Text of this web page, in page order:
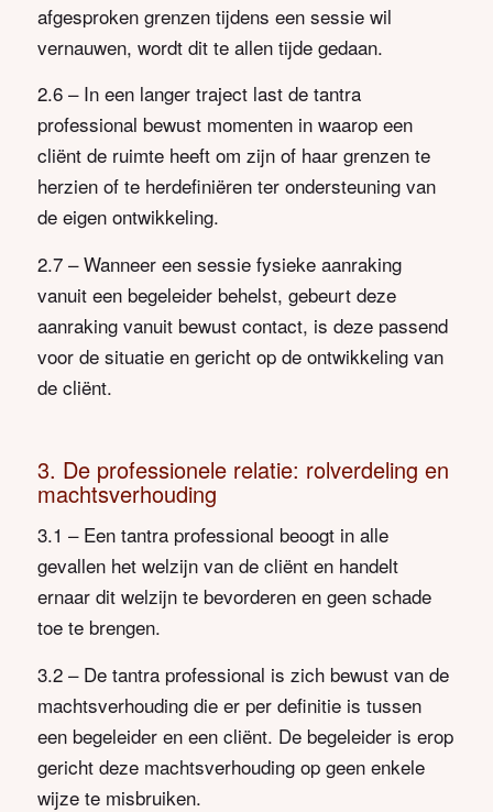
afgesproken grenzen tijdens een sessie wil
vernauwen, wordt dit te allen tijde gedaan.
2.6 – In een langer traject last de tantra
professional bewust momenten in waarop een
cliënt de ruimte heeft om zijn of haar grenzen te
herzien of te herdefiniëren ter ondersteuning van
de eigen ontwikkeling.
2.7 – Wanneer een sessie fysieke aanraking
vanuit een begeleider behelst, gebeurt deze
aanraking vanuit bewust contact, is deze passend
voor de situatie en gericht op de ontwikkeling van
de cliënt.
3. De professionele relatie: rolverdeling en
machtsverhouding
3.1 – Een tantra professional beoogt in alle
gevallen het welzijn van de cliënt en handelt
ernaar dit welzijn te bevorderen en geen schade
toe te brengen.
3.2 – De tantra professional is zich bewust van de
machtsverhouding die er per definitie is tussen
een begeleider en een cliënt. De begeleider is erop
gericht deze machtsverhouding op geen enkele
wijze te misbruiken.